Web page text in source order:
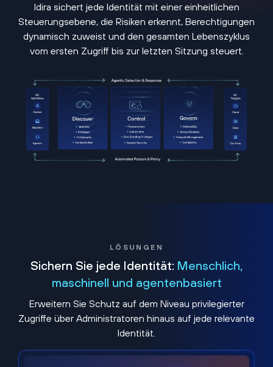
Idira sichert jede Identität mit einer einheitlichen
Steuerungsebene, die Risiken erkennt, Berechtigungen
dynamisch zuweist und den gesamten Lebenszyklus
vom ersten Zugriff bis zur letzten Sitzung steuert.
LÖSUNGEN
Sichern Sie jede Identität: Menschlich,
maschinell und agentenbasiert
Erweitern Sie Schutz auf dem Niveau privilegierter
Zugriffe über Administratoren hinaus auf jede relevante
Identität.